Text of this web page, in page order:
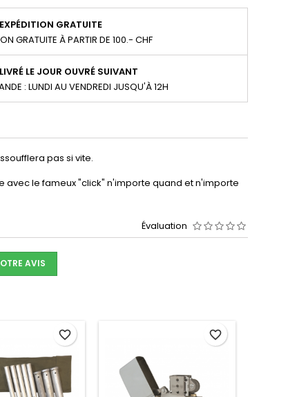
EXPÉDITION GRATUITE
GRATUITE À PARTIR DE 100.- CHF
LIVRÉ LE JOUR OUVRÉ SUIVANT
: LUNDI AU VENDREDI JUSQU'À 12H
pas si vite.
avec le fameux "click" n'importe quand et n'importe
Évaluation
AVIS